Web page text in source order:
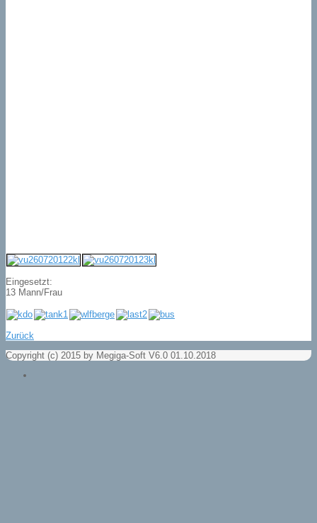
Eingesetzt:
13 Mann/Frau
Zurück
Copyright (c) 2015 by Megiga-Soft V6.0 01.10.2018